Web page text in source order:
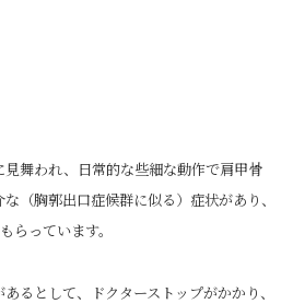
舞われ、日常的な些細な動作で肩甲骨
（胸郭出口症候群に似る）症状があり、
らっています。
るとして、ドクターストップがかかり、